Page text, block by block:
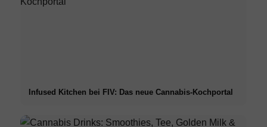
Infused Kitchen bei FIV: Das neue Cannabis-Kochportal